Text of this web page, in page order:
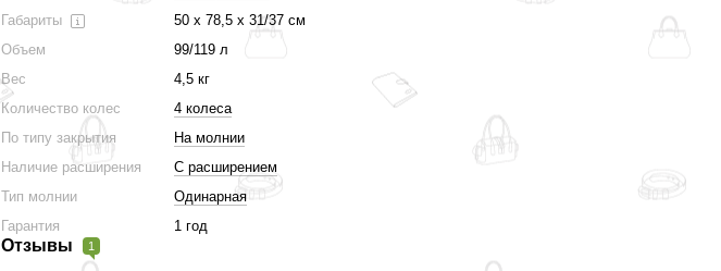
Габариты
50 х 78,5 х 31/37 см
Объем
99/119 л
Вес
4,5 кг
Количество колес
4 колеса
По типу закрытия
На молнии
Наличие расширения
С расширением
Тип молнии
Одинарная
Гарантия
1 год
Отзывы 1